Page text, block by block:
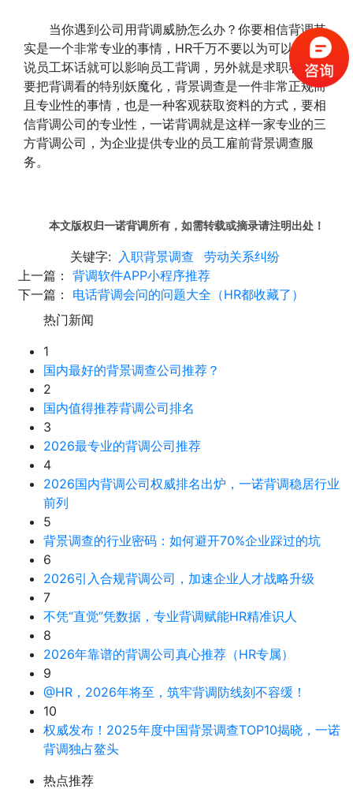
当你遇到公司用背调威胁怎么办？你要相信背调其
实是一个非常专业的事情，HR千万不要以为可以虽然
说员工坏话就可以影响员工背调，另外就是求职者也不
要把背调看的特别妖魔化，背景调查是一件非常正规而
且专业性的事情，也是一种客观获取资料的方式，要相
信背调公司的专业性，一诺背调就是这样一家专业的三
方背调公司，为企业提供专业的员工雇前背景调查服
务。
本文版权归一诺背调所有，如需转载或摘录请注明出处！
关键字: 入职背景调查
劳动关系纠纷
上一篇： 背调软件APP小程序推荐
下一篇：
电话背调会问的问题大全（HR都收藏了）
热门新闻
1
国内最好的背景调查公司推荐？
2
国内值得推荐背调公司排名
3
2026最专业的背调公司推荐
4
2026国内背调公司权威排名出炉，一诺背调稳居行业
前列
5
背景调查的行业密码：如何避开70%企业踩过的坑
6
2026引入合规背调公司，加速企业人才战略升级
7
不凭“直觉”凭数据，专业背调赋能HR精准识人
8
2026年靠谱的背调公司真心推荐（HR专属）
9
@HR，2026年将至，筑牢背调防线刻不容缓！
10
权威发布！2025年度中国背景调查TOP10揭晓，一诺
背调独占鳌头
热点推荐